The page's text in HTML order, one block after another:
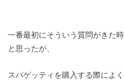
一番最初にそういう質問がきた
と思ったが、
スパゲッティを購入する際によ